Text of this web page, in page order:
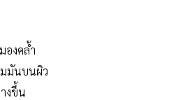
องคล้ำ
มมันบนผิว
งขึ้น